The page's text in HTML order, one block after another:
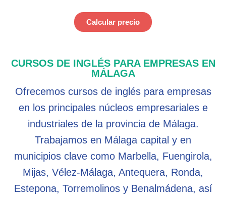
Calcular precio
CURSOS DE INGLÉS PARA EMPRESAS EN
MÁLAGA
Ofrecemos cursos de inglés para empresas
en los principales núcleos empresariales e
industriales de la provincia de Málaga.
Trabajamos en Málaga capital y en
municipios clave como Marbella, Fuengirola,
Mijas, Vélez-Málaga, Antequera, Ronda,
Estepona, Torremolinos y Benalmádena, así